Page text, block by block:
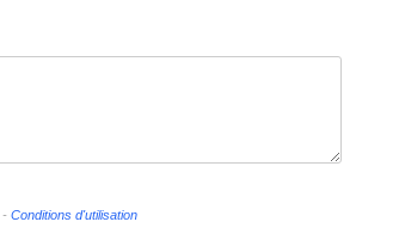
- Conditions d'utilisation